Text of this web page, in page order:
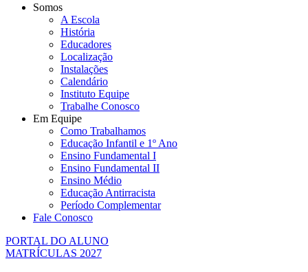
Somos
A Escola
História
Educadores
Localização
Instalações
Calendário
Instituto Equipe
Trabalhe Conosco
Em Equipe
Como Trabalhamos
Educação Infantil e 1º Ano
Ensino Fundamental I
Ensino Fundamental II
Ensino Médio
Educação Antirracista
Período Complementar
Fale Conosco
PORTAL DO ALUNO
MATRÍCULAS 2027